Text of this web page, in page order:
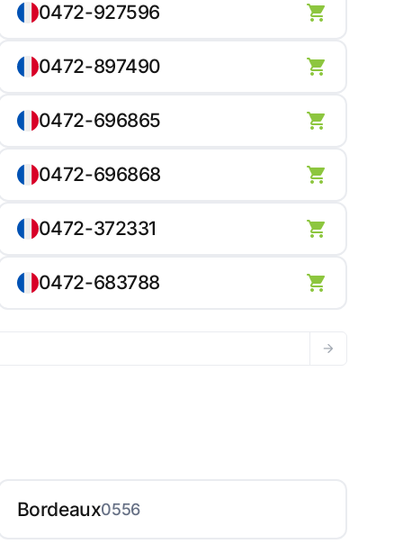
0472-927596
0472-897490
0472-696865
0472-696868
0472-372331
0472-683788
Bordeaux0556